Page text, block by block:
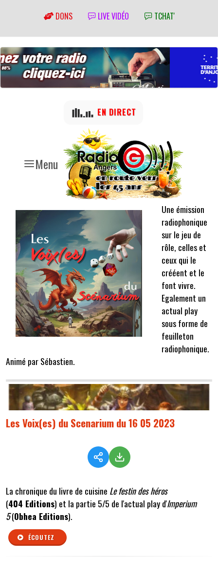
DONS LIVE VIDÉO TCHAT'
Menu
EN DIRECT
Une émission
radiophonique
sur le jeu de
rôle, celles et
ceux qui le
crééent et le
font vivre.
Egalement un
actual play
sous forme de
feuilleton
radiophonique.
Animé par Sébastien.
Les Voix(es) du Scenarium du 16 05 2023
La chronique du livre de cuisine Le festin des héros
(404 Editions) et la partie 5/5 de l'actual play d'Imperium
5(Obhea Editions).
ÉCOUTEZ